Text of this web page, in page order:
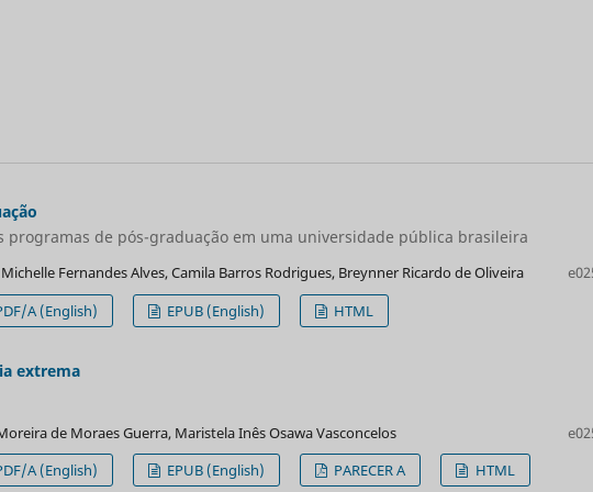
programas de pós-graduação em uma universidade pública brasileira
Fernandes Alves, Camila Barros Rodrigues, Breynner Ricardo de Oliveira
A (English) EPUB (English) HTML
extrema
de Moraes Guerra, Maristela Inês Osawa Vasconcelos
A (English) EPUB (English) PARECER A HTML